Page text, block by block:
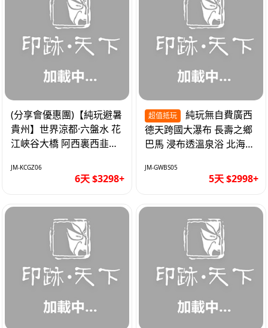
(分享會優惠團)【純玩避暑
貴州】世界涼都·六盤水 花
江峽谷大橋 阿西裏西韭菜
JM-KCGZ06
6天 $3298+
超值抵玩
德天跨國大瀑布 長壽之鄉
巴馬 浸布透溫泉浴 北海銀
JM-GWBS05
5天 $2998+